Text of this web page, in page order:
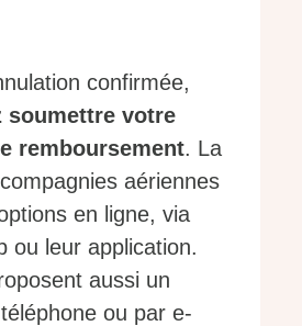
confirmée,
soumettre votre
remboursement. La
aériennes
en ligne, via
ou leur application.
aussi un
ou par e-